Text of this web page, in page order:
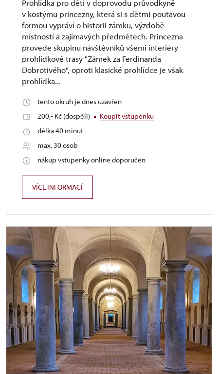
Prohlídka pro děti v doprovodu průvodkyně
v kostýmu princezny, která si s dětmi poutavou
formou vypráví o historii zámku, výzdobě
místností a zajímavých předmětech. Princezna
provede skupinu návštěvníků všemi interiéry
prohlídkové trasy "Zámek za Ferdinanda
Dobrotivého", oproti klasické prohlídce je však
prohlídka...
tento okruh je dnes uzavřen
200,- Kč (dospělí)
Koupit vstupenku
délka 40 minut
max. 30 osob
nákup vstupenky online doporučen
VÍCE INFORMACÍ